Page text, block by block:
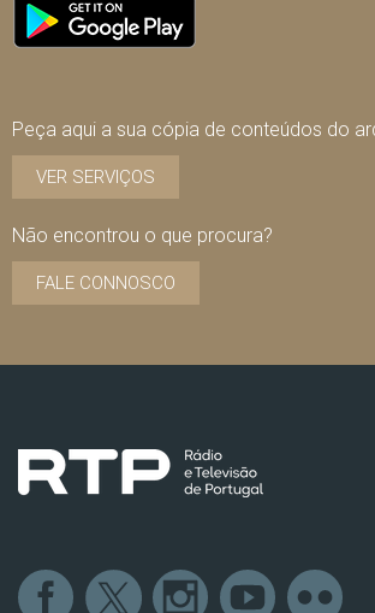
Peça aqui a sua cópia de conteúdos do
VER SERVIÇOS
Não encontrou o que procura?
FALE CONNOSCO